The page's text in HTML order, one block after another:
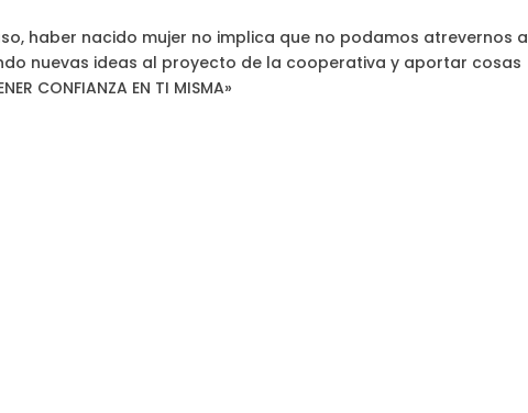
haber nacido mujer no implica que no podamos atrevernos a
nuevas ideas al proyecto de la cooperativa y aportar cosas
CONFIANZA EN TI MISMA»